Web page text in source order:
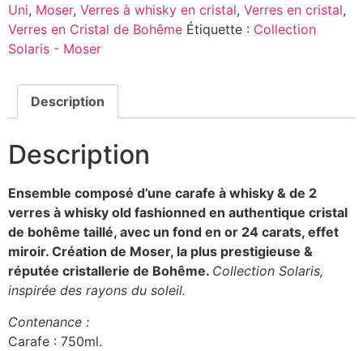
Uni, Moser, Verres à whisky en cristal, Verres en cristal,
Verres en Cristal de Bohême Étiquette : Collection
Solaris - Moser
Description
Description
Ensemble composé d’une carafe à whisky & de 2
verres à whisky old fashionned en authentique cristal
de bohême taillé, avec un fond en or 24 carats, effet
miroir. Création de Moser, la plus prestigieuse &
réputée cristallerie de Bohême. Collection Solaris,
inspirée des rayons du soleil.
Contenance :
Carafe : 750ml.